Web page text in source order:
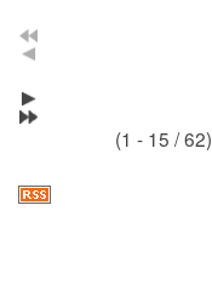
(1 - 15 / 62)